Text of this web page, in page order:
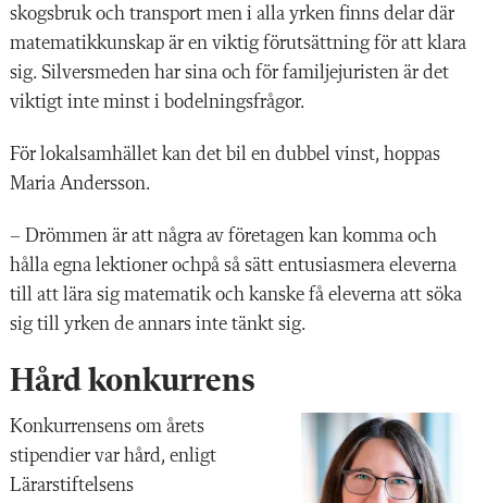
skogsbruk och transport men i alla yrken finns delar där
matematikkunskap är en viktig förutsättning för att klara
sig. Silversmeden har sina och för familjejuristen är det
viktigt inte minst i bodelningsfrågor.
För lokalsamhället kan det bil en dubbel vinst, hoppas
Maria Andersson.
– Drömmen är att några av företagen kan komma och
hålla egna lektioner ochpå så sätt entusiasmera eleverna
till att lära sig matematik och kanske få eleverna att söka
sig till yrken de annars inte tänkt sig.
Hård konkurrens
Konkurrensens om årets
stipendier var hård, enligt
Lärarstiftelsens